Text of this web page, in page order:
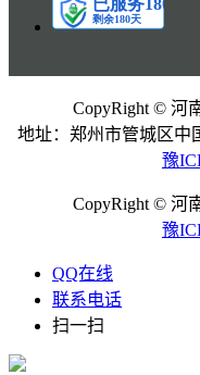
CopyRight © 河
地址：郑州市管城区
豫
CopyRight © 河
豫
QQ在线
联系电话
扫一扫